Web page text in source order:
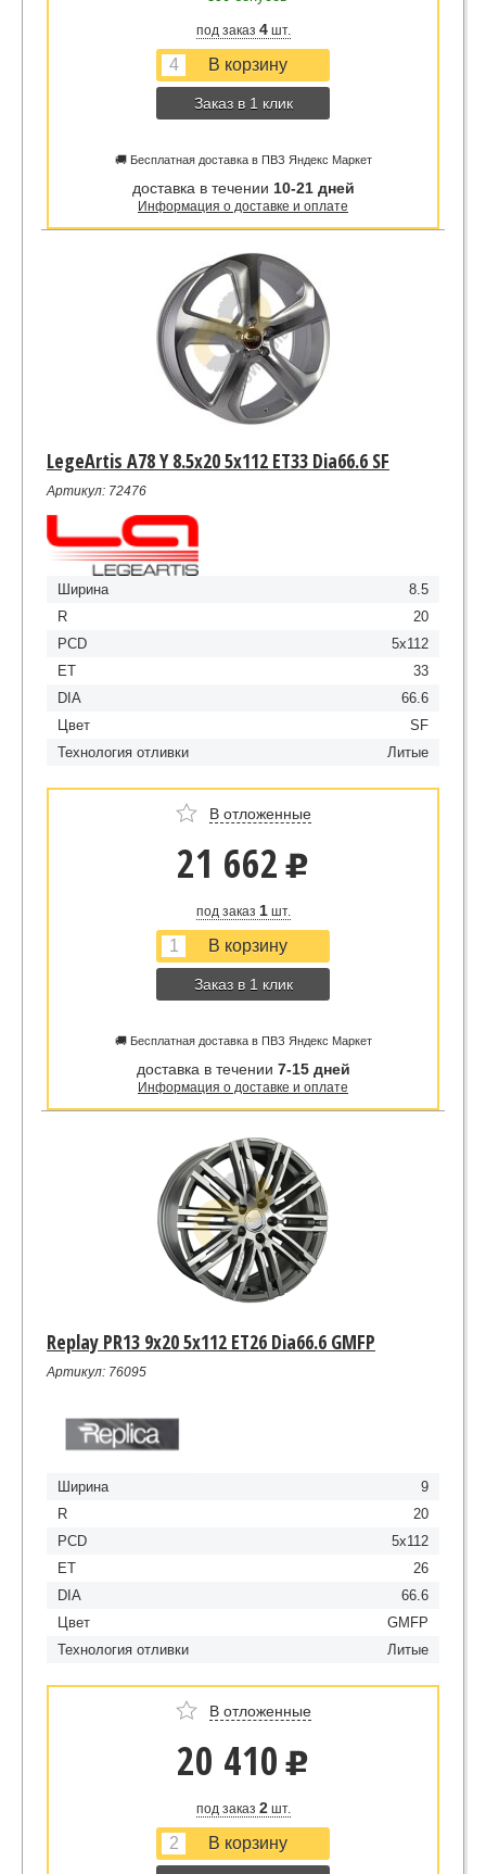
под заказ 4шт.
Заказ в 1 клик
🚚 Бесплатная доставка в ПВЗ Яндекс Маркет
доставка в течении 10-21 дней
Информация о доставке и оплате
LegeArtis A78 Y 8.5x20 5x112 ET33 Dia66.6 SF
Артикул: 72476
Ширина
8.5
R
20
PCD
5x112
ET
33
DIA
66.6
Цвет
SF
Технология отливки
Литые
В отложенные
21 662 u
под заказ 1шт.
Заказ в 1 клик
🚚 Бесплатная доставка в ПВЗ Яндекс Маркет
доставка в течении 7-15 дней
Информация о доставке и оплате
Replay PR13 9x20 5x112 ET26 Dia66.6 GMFP
Артикул: 76095
Ширина
9
R
20
PCD
5x112
ET
26
DIA
66.6
Цвет
GMFP
Технология отливки
Литые
В отложенные
20 410 u
под заказ 2шт.